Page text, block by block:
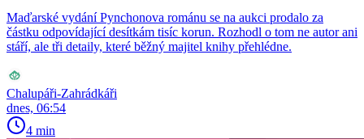
Maďarské vydání Pynchonova románu se na aukci prodalo za
částku odpovídající desítkám tisíc korun. Rozhodl o tom ne autor ani
stáří, ale tři detaily, které běžný majitel knihy přehlédne.
Chalupáři-Zahrádkáři
dnes, 06:54
4 min